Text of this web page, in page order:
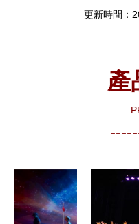
更新時間：
產